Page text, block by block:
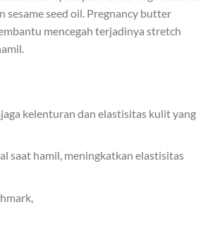
sesame seed oil. Pregnancy butter
mencegah terjadinya stretch
kelenturan dan elastisitas kulit yang
saat hamil, meningkatkan elastisitas